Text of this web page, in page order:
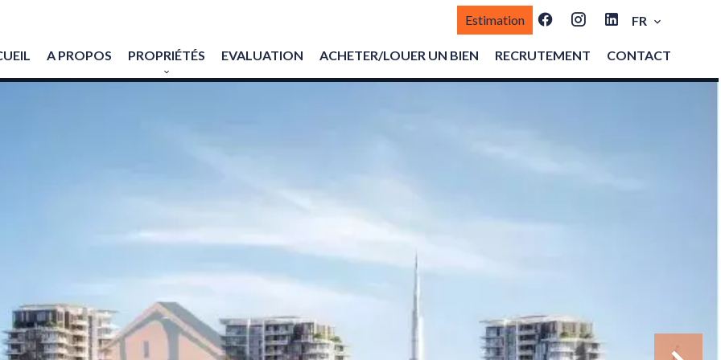
Estimation FR
A PROPOS PROPRIÉTÉS EVALUATION ACHETER/LOUER UN BIEN RECRUTEMENT CONTACT